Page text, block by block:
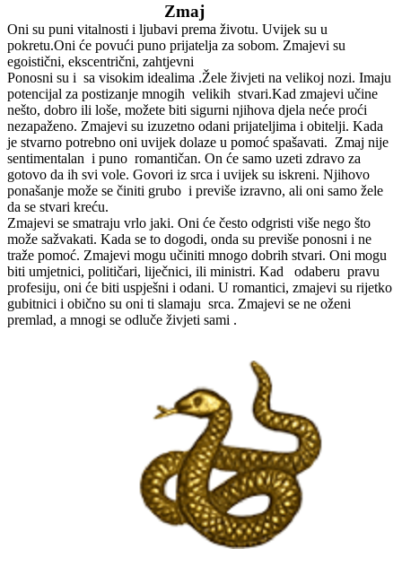
Zmaj
Oni su puni vitalnosti i ljubavi prema životu. Uvijek su u
pokretu.Oni će povući puno prijatelja za sobom. Zmajevi su
egoistični, ekscentrični, zahtjevni
Ponosni su i sa visokim idealima .Žele živjeti na velikoj nozi. Imaju
potencijal za postizanje mnogih velikih stvari.Kad zmajevi učine
nešto, dobro ili loše, možete biti sigurni njihova djela neće proći
nezapaženo. Zmajevi su izuzetno odani prijateljima i obitelji. Kada
je stvarno potrebno oni uvijek dolaze u pomoć spašavati. Zmaj nije
sentimentalan i puno romantičan. On će samo uzeti zdravo za
gotovo da ih svi vole. Govori iz srca i uvijek su iskreni. Njihovo
ponašanje može se činiti grubo i previše izravno, ali oni samo žele
da se stvari kreću.
Zmajevi se smatraju vrlo jaki. Oni će često odgristi više nego što
može sažvakati. Kada se to dogodi, onda su previše ponosni i ne
traže pomoć. Zmajevi mogu učiniti mnogo dobrih stvari. Oni mogu
biti umjetnici, političari, liječnici, ili ministri. Kad odaberu pravu
profesiju, oni će biti uspješni i odani. U romantici, zmajevi su rijetko
gubitnici i obično su oni ti slamaju srca. Zmajevi se ne oženi
premlad, a mnogi se odluče živjeti sami .